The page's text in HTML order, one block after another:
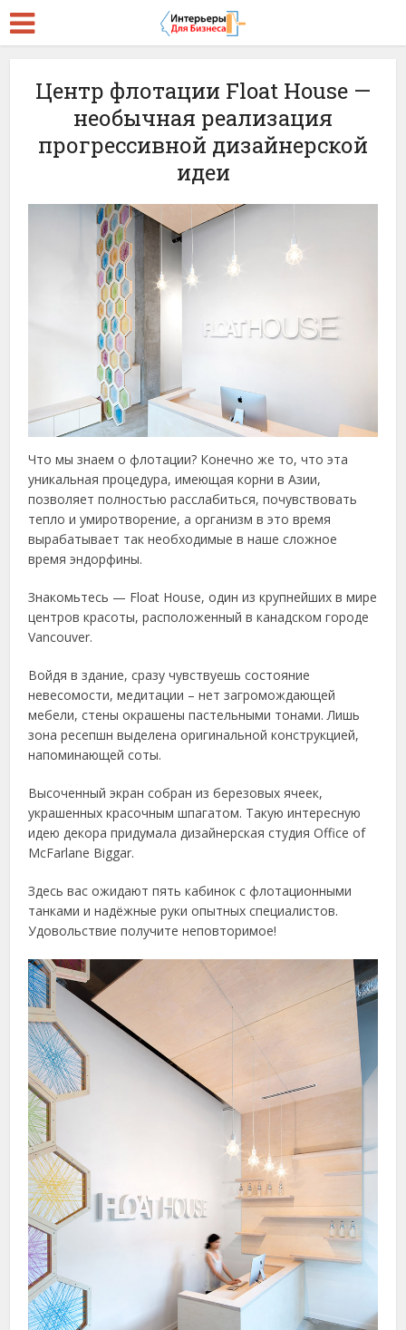
Центр флотации Float House —
необычная реализация
прогрессивной дизайнерской
идеи
Что мы знаем о флотации? Конечно же то, что эта
уникальная процедура, имеющая корни в Азии,
позволяет полностью расслабиться, почувствовать
тепло и умиротворение, а организм в это время
вырабатывает так необходимые в наше сложное
время эндорфины.
Знакомьтесь — Float House, один из крупнейших в мире
центров красоты, расположенный в канадском городе
Vancouver.
Войдя в здание, сразу чувствуешь состояние
невесомости, медитации – нет загромождающей
мебели, стены окрашены пастельными тонами. Лишь
зона ресепшн выделена оригинальной конструкцией,
напоминающей соты.
Высоченный экран собран из березовых ячеек,
украшенных красочным шпагатом. Такую интересную
идею декора придумала дизайнерская студия Office of
McFarlane Biggar.
Здесь вас ожидают пять кабинок с флотационными
танками и надёжные руки опытных специалистов.
Удовольствие получите неповторимое!